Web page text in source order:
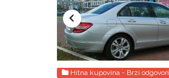
Hitna kupovina - Brzi odgovori